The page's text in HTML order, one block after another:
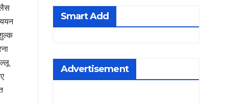
Smart Add
Advertisement